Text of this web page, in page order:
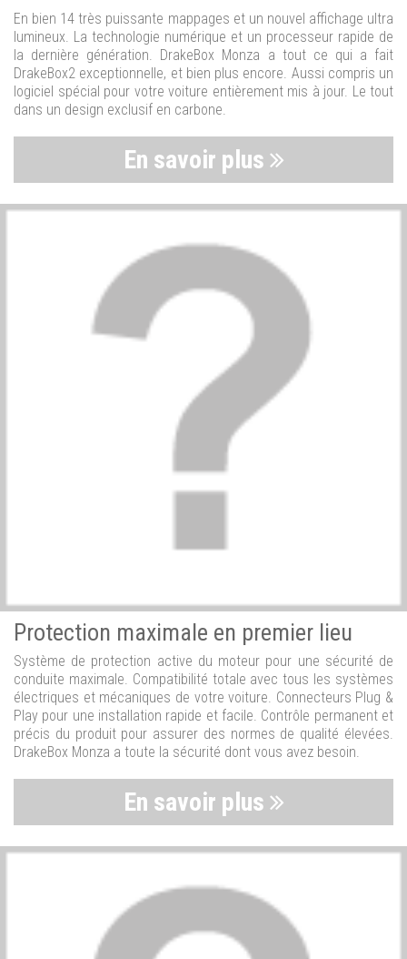
En bien 14 très puissante mappages et un nouvel affichage ultra
lumineux. La technologie numérique et un processeur rapide de
la dernière génération. DrakeBox Monza a tout ce qui a fait
DrakeBox2 exceptionnelle, et bien plus encore. Aussi compris un
logiciel spécial pour votre voiture entièrement mis à jour. Le tout
dans un design exclusif en carbone.
En savoir plus
Protection maximale en premier lieu
Système de protection active du moteur pour une sécurité de
conduite maximale. Compatibilité totale avec tous les systèmes
électriques et mécaniques de votre voiture. Connecteurs Plug &
Play pour une installation rapide et facile. Contrôle permanent et
précis du produit pour assurer des normes de qualité élevées.
DrakeBox Monza a toute la sécurité dont vous avez besoin.
En savoir plus